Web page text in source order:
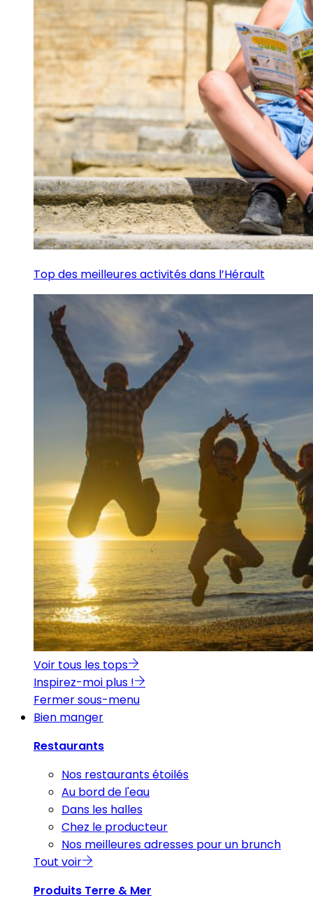
Top des meilleures activités dans l’Hérault
Voir tous les tops
Inspirez-moi plus !
Fermer sous-menu
Bien manger
Restaurants
Nos restaurants étoilés
Au bord de l'eau
Dans les halles
Chez le producteur
Nos meilleures adresses pour un brunch
Tout voir
Produits Terre & Mer